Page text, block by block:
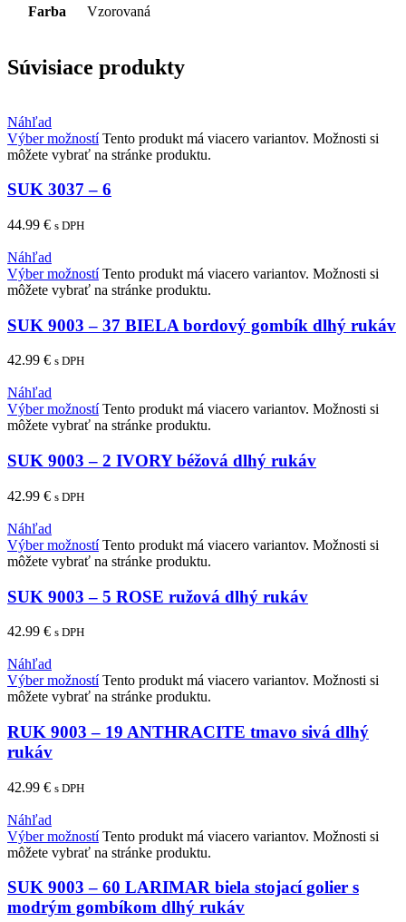
Farba Vzorovaná
Súvisiace produkty
Náhľad
Výber možností Tento produkt má viacero variantov. Možnosti si
môžete vybrať na stránke produktu.
SUK 3037 – 6
44.99 € s DPH
Náhľad
Výber možností Tento produkt má viacero variantov. Možnosti si
môžete vybrať na stránke produktu.
SUK 9003 – 37 BIELA bordový gombík dlhý rukáv
42.99 € s DPH
Náhľad
Výber možností Tento produkt má viacero variantov. Možnosti si
môžete vybrať na stránke produktu.
SUK 9003 – 2 IVORY béžová dlhý rukáv
42.99 € s DPH
Náhľad
Výber možností Tento produkt má viacero variantov. Možnosti si
môžete vybrať na stránke produktu.
SUK 9003 – 5 ROSE ružová dlhý rukáv
42.99 € s DPH
Náhľad
Výber možností Tento produkt má viacero variantov. Možnosti si
môžete vybrať na stránke produktu.
RUK 9003 – 19 ANTHRACITE tmavo sivá dlhý
rukáv
42.99 € s DPH
Náhľad
Výber možností Tento produkt má viacero variantov. Možnosti si
môžete vybrať na stránke produktu.
SUK 9003 – 60 LARIMAR biela stojací golier s
modrým gombíkom dlhý rukáv